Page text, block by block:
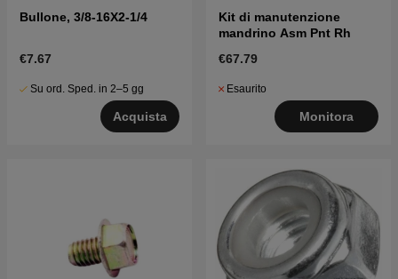
Bullone, 3/8-16X2-1/4
€7.67
Su ord. Sped. in 2–5 gg
Acquista
Kit di manutenzione
mandrino Asm Pnt Rh
€67.79
Esaurito
Monitora